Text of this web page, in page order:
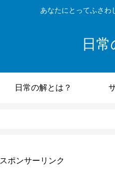
あなたにとってふさわ
日
日常の解とは？
スポンサーリンク